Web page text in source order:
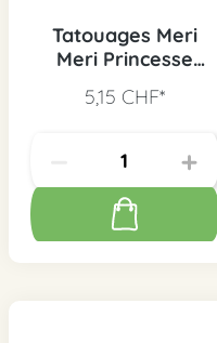
Tatouages Meri
Meri Princesse
5,15 CHF*